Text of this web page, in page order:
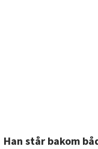
Han står bakom